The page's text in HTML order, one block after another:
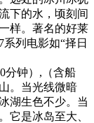
下的水，顷刻间
样。著名的好莱
列电影如“择日
分钟）,（含船
。当光线微暗
湖生色不少。当
它是冰岛至大、